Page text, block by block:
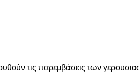
τις παρεμβάσεις των